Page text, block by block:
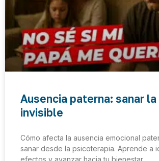
Ausencia paterna: sanar la
invisible
Cómo afecta la ausencia emocional
sanar desde la psicoterapia. Aprende a
efectos y avanzar hacia tu bienestar.